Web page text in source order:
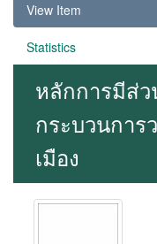
View Item
Statistics
หลักการมีส่
กระบวนกา
เมือง